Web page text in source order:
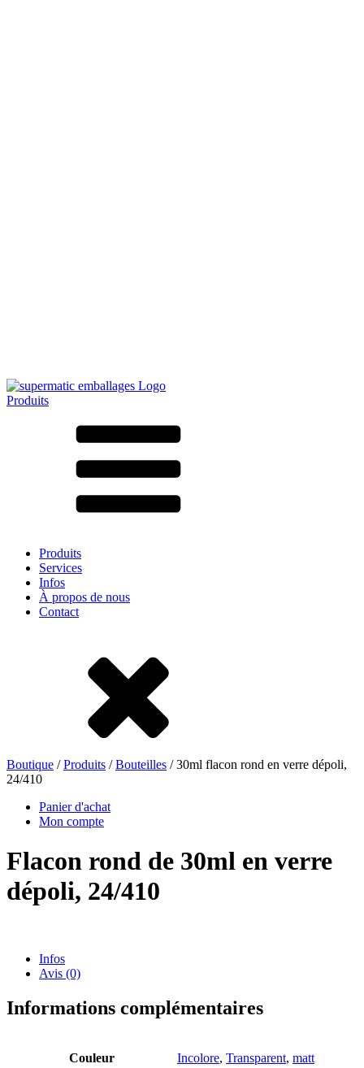
Produits
Sachets et bag-in-box
Produits chimiques(267)
Produits
Services
Infos
À propos de nous
Contact
Boutique /Produits /Bouteilles / 30ml flacon rond en verre dépoli,
24/410
Panier d'achat
Mon compte
Flacon rond de 30ml en verre
dépoli, 24/410
Infos
Avis (0)
Informations complémentaires
Couleur Incolore, Transparent, matt